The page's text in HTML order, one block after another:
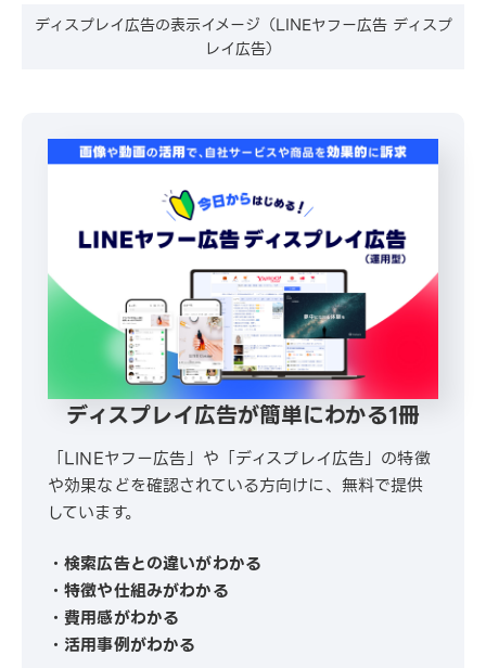
ディスプレイ広告の表示イメージ（LINEヤフー広告 ディスプ
レイ広告）
ディスプレイ広告が簡単にわかる1冊
「LINEヤフー広告」や「ディスプレイ広告」の特徴
や効果などを確認されている方向けに、無料で提供
しています。
・検索広告との違いがわかる
・特徴や仕組みがわかる
・費用感がわかる
・活用事例がわかる